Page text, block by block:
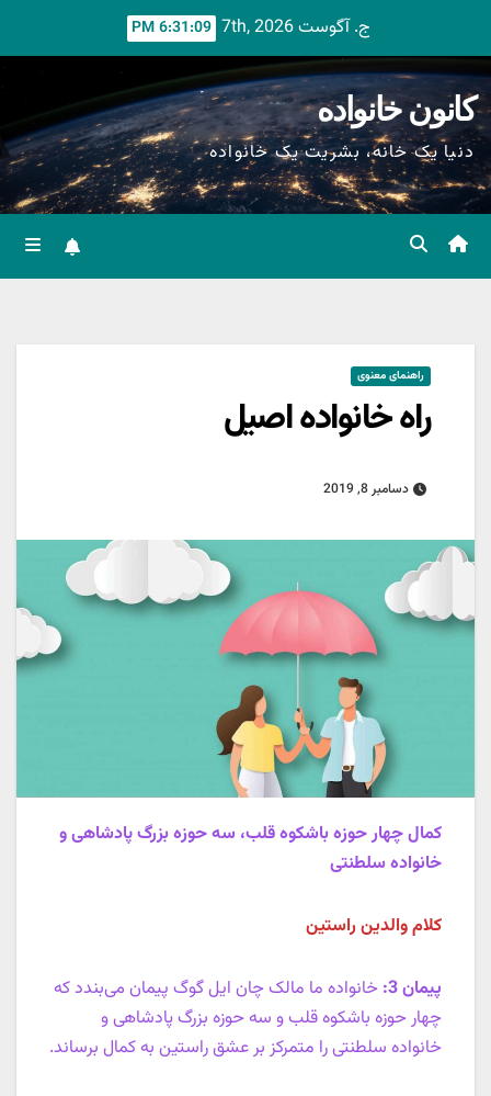
content
ج. آگوست 7th, 2026 6:31:11 PM
کانون خانواده
دنیا یک خانه، بشریت یک خانواده
راهنمای معنوی
راه خانواده اصیل
دسامبر 8, 2019
کمال چهار حوزه باشکوه قلب، سه حوزه بزرگ پادشاهی و
خانواده سلطنتی
کلام والدین راستین
پیمان 3:
خانواده ما مالک چان ایل گوگ پیمان می‌بندد که
چهار حوزه باشکوه قلب و سه حوزه بزرگ پادشاهی و
خانواده سلطنتی را متمرکز بر عشق راستین به کمال برساند.